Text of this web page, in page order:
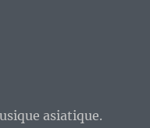
asiatique.